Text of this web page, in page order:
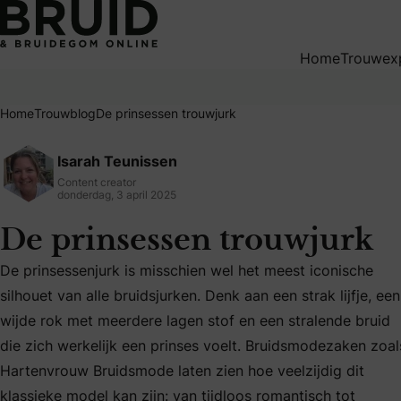
Home
HomeTrouwblogDe prinsessen trouwjurk
Isarah Teunissen
Content creator
donderdag, 3 april 2025
De prinsessen trouwjurk
De prinsessenjurk is misschien wel het meest iconische
De prinsessenjurk is misschien wel het meest iconische
silhouet van alle bruidsjurken. Denk aan een strak lijfje, een
wijde rok met meerdere lagen stof en een stralende bruid
die zich werkelijk een prinses voelt. Bruidsmodezaken
Hartenvrouw Bruidsmode laten zien hoe veelzijdig dit
klassieke model kan zijn: van tijdloos romantisch tot